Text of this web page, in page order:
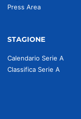
Press Area
STAGIONE
Calendario Serie A
Classifica Serie A